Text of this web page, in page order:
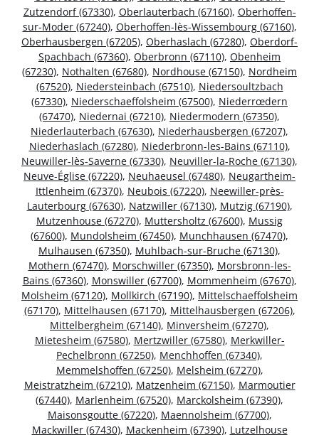
Zutzendorf (67330), Oberlauterbach (67160), Oberhoffen-
sur-Moder (67240), Oberhoffen-lès-Wissembourg (67160),
Oberhausbergen (67205), Oberhaslach (67280), Oberdorf-
Spachbach (67360), Oberbronn (67110), Obenheim
(67230), Nothalten (67680), Nordhouse (67150), Nordheim
(67520), Niedersteinbach (67510), Niedersoultzbach
(67330), Niederschaeffolsheim (67500), Niederrœdern
(67470), Niedernai (67210), Niedermodern (67350),
Niederlauterbach (67630), Niederhausbergen (67207),
Niederhaslach (67280), Niederbronn-les-Bains (67110),
Neuwiller-lès-Saverne (67330), Neuviller-la-Roche (67130),
Neuve-Église (67220), Neuhaeusel (67480), Neugartheim-
Ittlenheim (67370), Neubois (67220), Neewiller-près-
Lauterbourg (67630), Natzwiller (67130), Mutzig (67190),
Mutzenhouse (67270), Muttersholtz (67600), Mussig
(67600), Mundolsheim (67450), Munchhausen (67470),
Mulhausen (67350), Muhlbach-sur-Bruche (67130),
Mothern (67470), Morschwiller (67350), Morsbronn-les-
Bains (67360), Monswiller (67700), Mommenheim (67670),
Molsheim (67120), Mollkirch (67190), Mittelschaeffolsheim
(67170), Mittelhausen (67170), Mittelhausbergen (67206),
Mittelbergheim (67140), Minversheim (67270),
Mietesheim (67580), Mertzwiller (67580), Merkwiller-
Pechelbronn (67250), Menchhoffen (67340),
Memmelshoffen (67250), Melsheim (67270),
Meistratzheim (67210), Matzenheim (67150), Marmoutier
(67440), Marlenheim (67520), Marckolsheim (67390),
Maisonsgoutte (67220), Maennolsheim (67700),
Mackwiller (67430), Mackenheim (67390), Lutzelhouse